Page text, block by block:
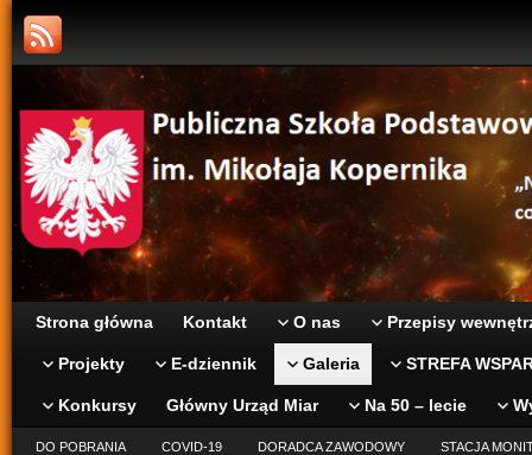
Strona główna Kontakt O nas Przepisy
Projekty E-dziennik Galeria STREFA
Konkursy Główny Urząd Miar Na 50 – lecie
DO POBRANIA COVID-19 DORADCA ZAWODOWY STACJA